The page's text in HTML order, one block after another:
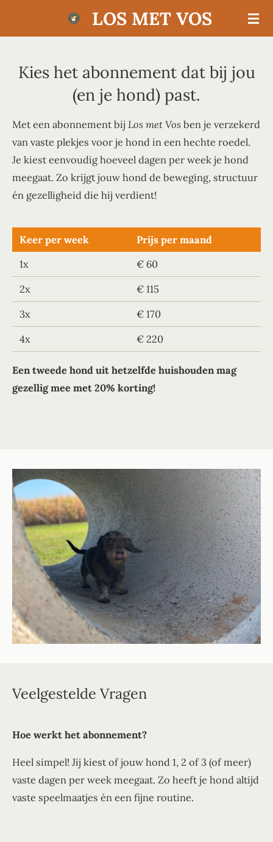
LOS MET VOS
Kies het abonnement dat bij jou
(en je hond) past.
Met een abonnement bij Los met Vos ben je verzekerd
van vaste plekjes voor je hond in een hechte roedel.
Je kiest eenvoudig hoeveel dagen per week je hond
meegaat. Zo krijgt jouw hond de beweging, structuur
én gezelligheid die hij verdient!
Keer per week
Prijs per maand
1x
€ 60
2x € 115
3x € 170
4x € 220
Een tweede hond uit hetzelfde huishouden mag
gezellig mee met 20% korting!
Veelgestelde Vragen
Hoe werkt het abonnement?
Heel simpel! Jij kiest of jouw hond 1, 2 of 3 (of meer)
vaste dagen per week meegaat. Zo heeft je hond altijd
vaste speelmaatjes én een fijne routine.